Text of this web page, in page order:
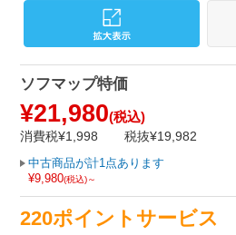
ソフマップ特価
¥21,980(税込)
消費税¥1,998 税抜¥19,982
中古商品が計1点あります
¥9,980(税込)～
220ポイントサービス